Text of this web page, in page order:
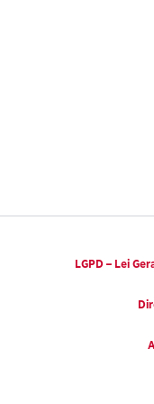
Códigos de Conduta
LGPD – Lei